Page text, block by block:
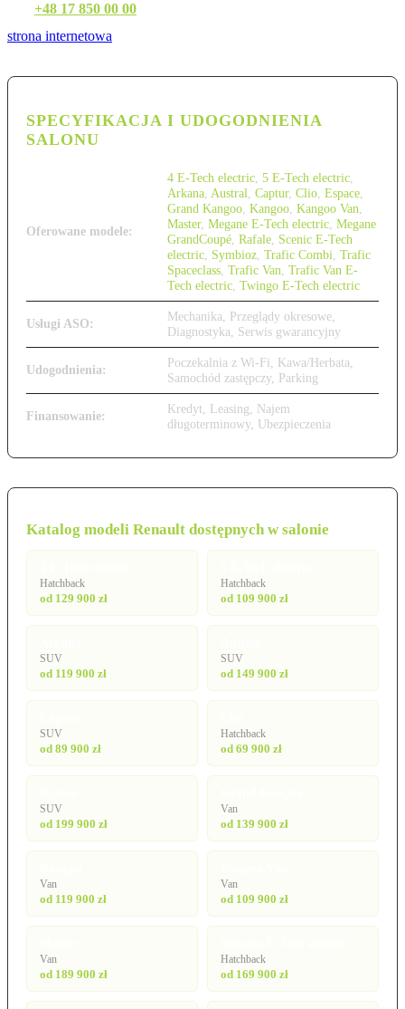
+48 17 850 00 00
strona internetowa
SPECYFIKACJA I UDOGODNIENIA
SALONU
Oferowane modele:
4 E-Tech electric 5 E-Tech electric
Arkana Austral Captur, Clio Espace
Grand Kangoo Kangoo Kangoo Van
Master, Megane E-Tech electric Megane
GrandCoupé Rafale Scenic E-Tech
electric Symbioz Trafic Combi Trafic
Spaceclass Trafic Van Trafic Van E-
Tech electric Twingo E-Tech electric
Usługi ASO:
Mechanika, Przeglądy okresowe,
Diagnostyka, Serwis gwarancyjny
Udogodnienia:
Poczekalnia z Wi-Fi, Kawa/Herbata,
Samochód zastępczy, Parking
Finansowanie:
Kredyt, Leasing, Najem
długoterminowy, Ubezpieczenia
Katalog modeli Renault dostępnych w salonie
Hatchback
od 129 900 zł
Hatchback
od 109 900 zł
SUV
od 119 900 zł
SUV
od 149 900 zł
SUV
od 89 900 zł
Hatchback
od 69 900 zł
SUV
od 199 900 zł
Van
od 139 900 zł
Van
od 119 900 zł
Van
od 109 900 zł
Van
od 189 900 zł
Hatchback
od 169 900 zł